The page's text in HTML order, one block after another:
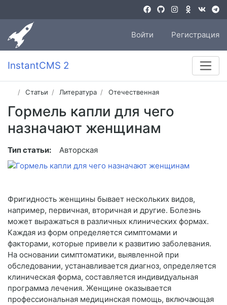
Войти Регистрация
InstantCMS 2
Статьи Литература Отечественная
Гормель капли для чего
назначают женщинам
Тип статьи: Авторская
Фригидность женщины бывает нескольких видов,
например, первичная, вторичная и другие. Болезнь
может выражаться в различных клинических формах.
Каждая из форм определяется симптомами и
факторами, которые привели к развитию заболевания.
На основании симптоматики, выявленной при
обследовании, устанавливается диагноз, определяется
клиническая форма, составляется индивидуальная
программа лечения. Женщине оказывается
профессиональная медицинская помощь, включающая